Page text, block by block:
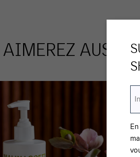
AIMEREZ AUSSI